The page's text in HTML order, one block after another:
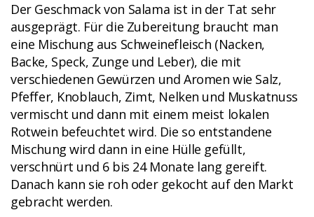
Der Geschmack von Salama ist in der Tat sehr
ausgeprägt. Für die Zubereitung braucht man
eine Mischung aus Schweinefleisch (Nacken,
Backe, Speck, Zunge und Leber), die mit
verschiedenen Gewürzen und Aromen wie Salz,
Pfeffer, Knoblauch, Zimt, Nelken und Muskatnuss
vermischt und dann mit einem meist lokalen
Rotwein befeuchtet wird. Die so entstandene
Mischung wird dann in eine Hülle gefüllt,
verschnürt und 6 bis 24 Monate lang gereift.
Danach kann sie roh oder gekocht auf den Markt
gebracht werden.